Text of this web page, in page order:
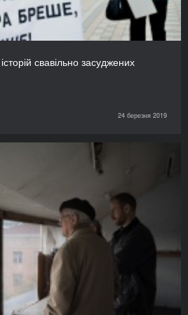
свавільно засуджених
24 березня 2019